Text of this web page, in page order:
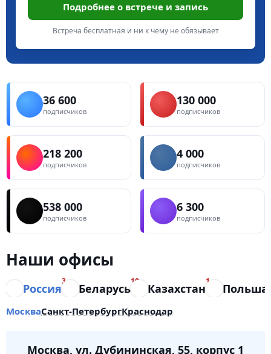
Подробнее о встрече и запись
Встреча бесплатная и ни к чему не обязывает
36 600
подписчиков
130 000
подписчиков
218 200
подписчиков
4 000
подписчиков
538 000
подписчиков
6 300
подписчиков
Наши офисы
Россия
3
Беларусь
10
Казахстан
1
Польша
МоскваСанкт-ПетербургКраснодар
Москва, ул. Дубининская, 55, корпус 1